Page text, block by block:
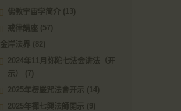
佛教宇宙学简介 (13)
戒律講座 (57)
金岸法界 (82)
2024年11月弥陀七法会讲法（开
示）
(7)
2025年楞嚴咒法會开示 (14)
2025年禪七興法師開示 (9)